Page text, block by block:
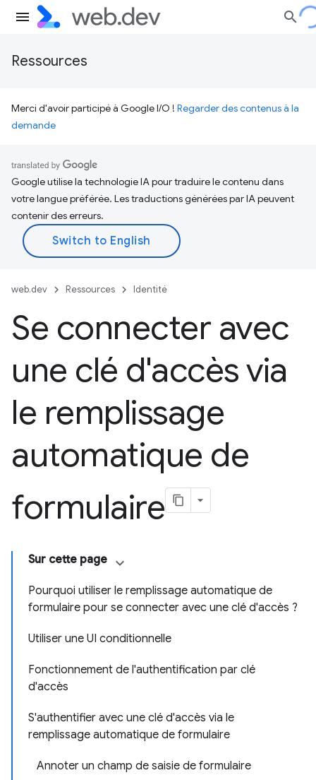
Ressources
Merci d'avoir participé à Google I/O ! Regarder des contenus à la
demande
Google utilise la technologie IA pour traduire le contenu dans
votre langue préférée. Les traductions générées par IA peuvent
contenir des erreurs.
web.dev Ressources Identité
Se connecter avec
une clé d'accès via
le remplissage
automatique de
formulaire
Sur cette page
Pourquoi utiliser le remplissage automatique de
formulaire pour se connecter avec une clé d'accès ?
Utiliser une UI conditionnelle
Fonctionnement de l'authentification par clé
d'accès
S'authentifier avec une clé d'accès via le
remplissage automatique de formulaire
Annoter un champ de saisie de formulaire